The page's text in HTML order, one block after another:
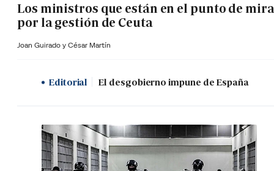
Los ministros que están en el punto de mira
por la gestión de Ceuta
Joan Guirado y César Martín
Editorial El desgobierno impune de España